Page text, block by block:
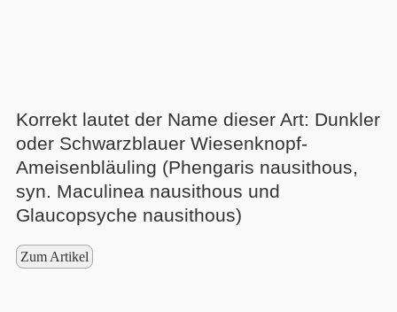
Korrekt lautet der Name dieser Art: Dunkler
oder Schwarzblauer Wiesenknopf-
Ameisenbläuling (Phengaris nausithous,
syn. Maculinea nausithous und
Glaucopsyche nausithous)
Zum Artikel